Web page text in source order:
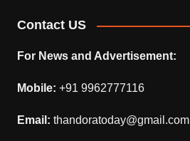
Contact US
For News and Advertisement:
Mobile: +91 9962777116
Email: thandoratoday@gmail.com